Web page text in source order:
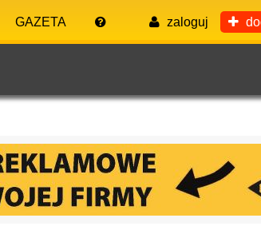
GAZETA zaloguj